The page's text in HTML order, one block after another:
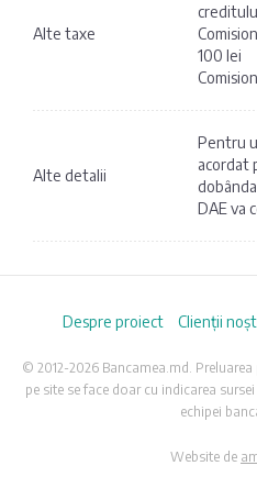
Alte taxe
100 lei
Alte detalii
Pentru
acordat
DAE va
Despre proiect Clienții
© 2012-2026 Bancamea.md.
pe site se face doar cu indicarea
echipei
Website de